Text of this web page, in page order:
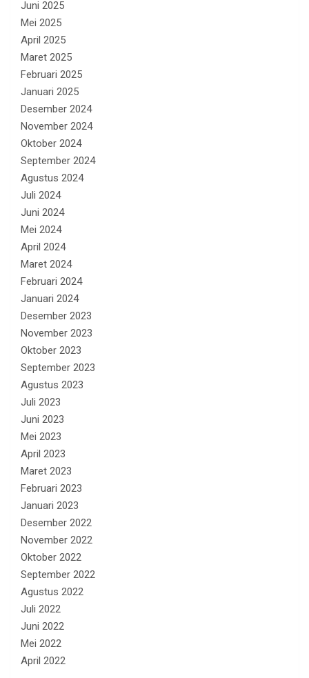
Juni 2025
Mei 2025
April 2025
Maret 2025
Februari 2025
Januari 2025
Desember 2024
November 2024
Oktober 2024
September 2024
Agustus 2024
Juli 2024
Juni 2024
Mei 2024
April 2024
Maret 2024
Februari 2024
Januari 2024
Desember 2023
November 2023
Oktober 2023
September 2023
Agustus 2023
Juli 2023
Juni 2023
Mei 2023
April 2023
Maret 2023
Februari 2023
Januari 2023
Desember 2022
November 2022
Oktober 2022
September 2022
Agustus 2022
Juli 2022
Juni 2022
Mei 2022
April 2022